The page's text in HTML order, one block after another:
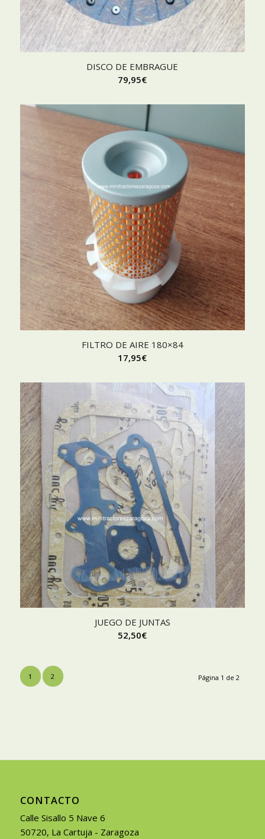
DISCO DE EMBRAGUE
79,95€
FILTRO DE AIRE 180×84
17,95€
JUEGO DE JUNTAS
52,50€
Página 1 de 2
1 2
CONTACTO
Calle Sisallo 5 Nave 6
50720, La Cartuja - Zaragoza